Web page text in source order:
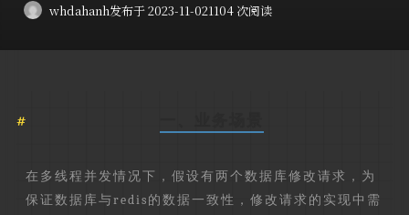
whdahanh发布于 2023-11-021104 次阅读
在多线程并发情况下，假设有两个数据库修改请求，为
保证数据库与redis的数据一致性，修改请求的实现中需